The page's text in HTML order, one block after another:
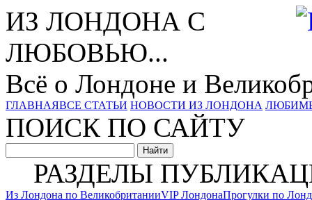
ИЗ ЛОНДОНА С
ЛЮБОВЬЮ...
Всё о Лондоне и
ГЛАВНАЯВСЕ СТАТЬИ НОВОСТИ ИЗ ЛОНДОНА
ПОИСК ПО САЙТУ
РАЗДЕЛЫ
Из Лондона по ВеликобританииVIP ЛондонаПрогулки по